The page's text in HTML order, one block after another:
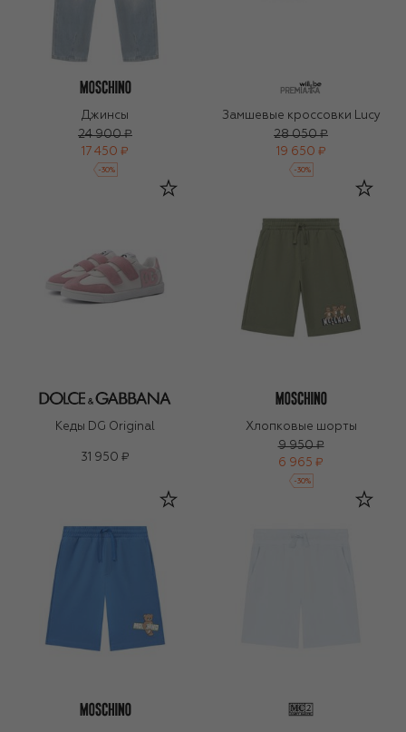
Джинсы
24 900 ₽
17 450 ₽
-30%
Замшевые кроссовки Lucy
28 050 ₽
19 650 ₽
-30%
Кеды DG Original
31 950 ₽
Хлопковые шорты
9 950 ₽
6 965 ₽
-30%